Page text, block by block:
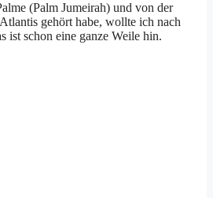
(Palm Jumeirah) und von der
gehört habe, wollte ich nach
ist schon eine ganze Weile hin.